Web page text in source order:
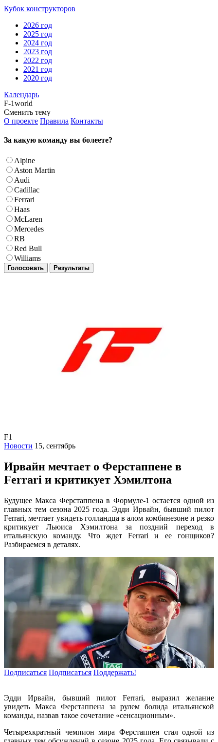
Кубок конструкторов
2026 год
2025 год
2024 год
2023 год
2022 год
2021 год
2020 год
Календарь
F-1world
Сменить тему
О проекте Правила Контакты
За какую команду вы болеете?
Alpine
Aston Martin
Audi
Cadillac
Ferrari
Haas
McLaren
Mercedes
RB
Red Bull
Williams
Голосовать Результаты
F1
Новости 15, сентябрь
Ирвайн мечтает о Ферстаппене в
Ferrari и критикует Хэмилтона
Будущее Макса Ферстаппена в Формуле-1 остается одной из
главных тем сезона 2025 года. Эдди Ирвайн, бывший пилот
Ferrari, мечтает увидеть голландца в алом комбинезоне и резко
критикует Льюиса Хэмилтона за поздний переход в
итальянскую команду. Что ждет Ferrari и ее гонщиков?
Разбираемся в деталях.
Подписаться Подписаться Поддержать!
Эдди Ирвайн, бывший пилот Ferrari, выразил желание
увидеть Макса Ферстаппена за рулем болида итальянской
команды, назвав такое сочетание «сенсационным».
Четырехкратный чемпион мира Ферстаппен стал одной из